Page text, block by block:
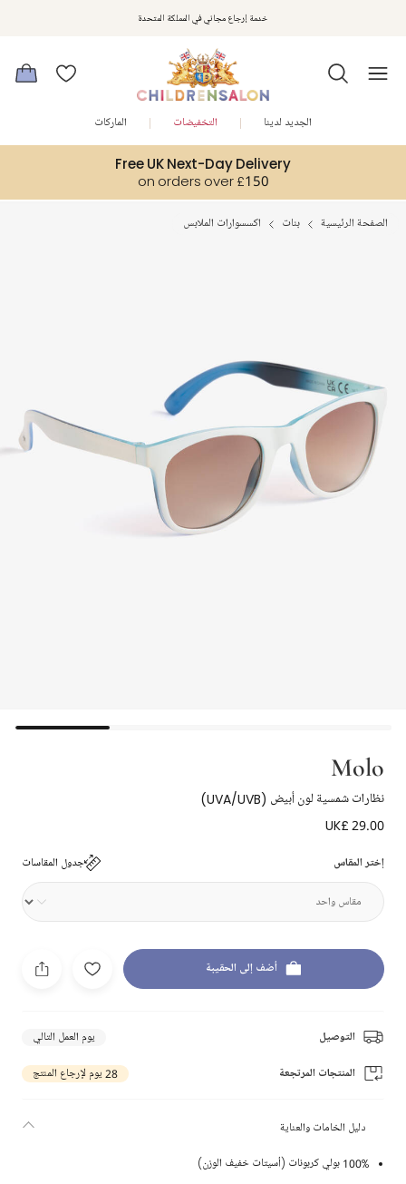
استمتعوا بخصم 10% على طلبيتكم الأولى كهدية ترحيب. سجلوا من هناخدمة إرجاع مجاني في المملكة المتحدة
Free UK Next-Day Delivery
on orders over £150
الجديد لدينا التخفيضات الماركات
الصفحة الرئيسية بنات اكسسوارات الملابس
Molo
نظارات شمسية لون أبيض (UVA/UVB)
UK£ 29.00
إختر المقاس جدول المقاسات
أضف إلى الحقيبة
التوصيل يوم العمل التالي
المنتجات المرتجعة 28 يوم لإرجاع المنتج
دليل الخامات والعناية
100% بولي كربونات (أسيتات خفيف الوزن)